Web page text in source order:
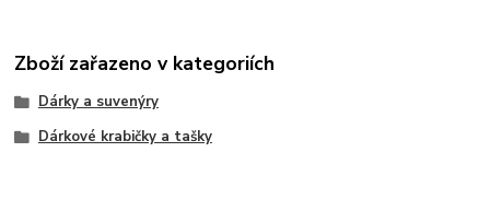
Zboží zařazeno v kategoriích
Dárky a suvenýry
Dárkové krabičky a tašky